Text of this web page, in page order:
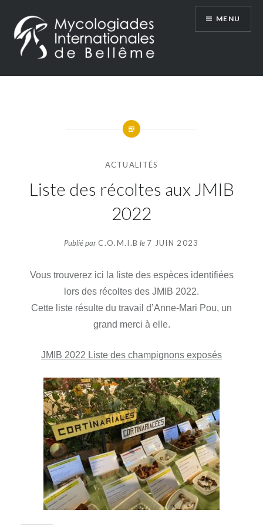
contenu
Les Mycologiades Internationales de Bellême
MENU
ACTUALITÉS
Liste des récoltes aux JMIB
2022
Publié par C.O.M.I.B le 7 JUIN 2023
Vous trouverez ici la liste des espèces identifiées
lors des récoltes des JMIB 2022.
Cette liste résulte du travail d’Anne-Mari Pou, un
grand merci à elle.
JMIB 2022 Liste des champignons exposés